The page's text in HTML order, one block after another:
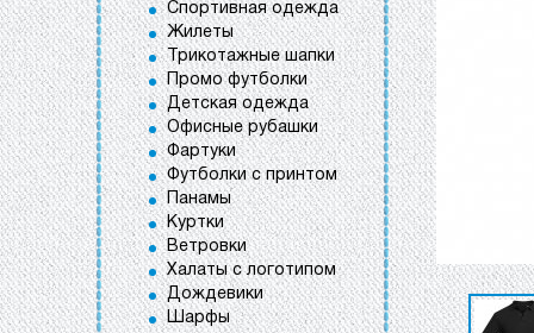
Спортивная одежда
Жилеты
Трикотажные шапки
Промо футболки
Детская одежда
Офисные рубашки
Фартуки
Футболки с принтом
Панамы
Куртки
Ветровки
Халаты с логотипом
Дождевики
Шарфы